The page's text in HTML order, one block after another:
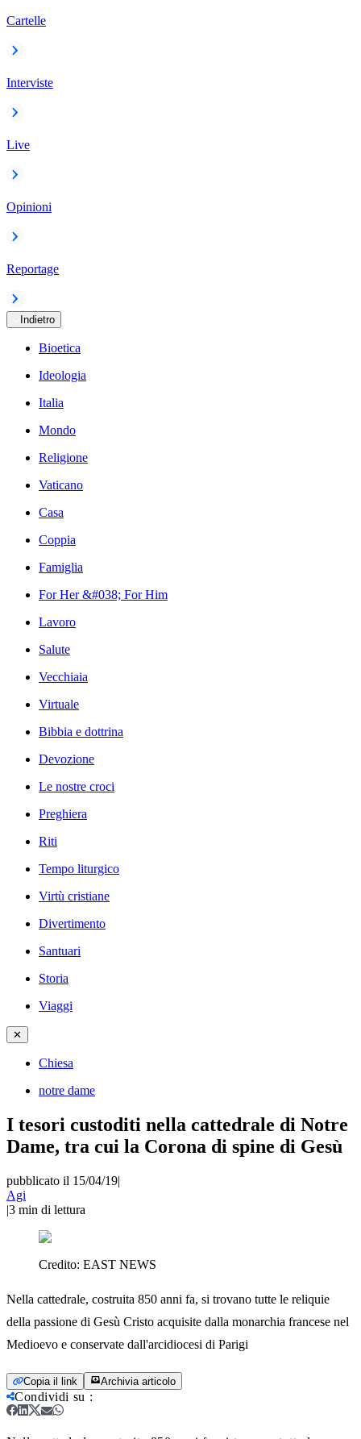
Cartelle
Interviste
Live
Opinioni
Reportage
Indietro
Bioetica
Ideologia
Italia
Mondo
Religione
Vaticano
Casa
Coppia
Famiglia
For Her &#038; For Him
Lavoro
Salute
Vecchiaia
Virtuale
Bibbia e dottrina
Devozione
Le nostre croci
Preghiera
Riti
Tempo liturgico
Virtù cristiane
Divertimento
Santuari
Storia
Viaggi
✕
Chiesa
notre dame
I tesori custoditi nella cattedrale di Notre
Dame, tra cui la Corona di spine di Gesù
pubblicato il 15/04/19|
Agi
|3 min di lettura
Credito: EAST NEWS
Nella cattedrale, costruita 850 anni fa, si trovano tutte le reliquie
della passione di Gesù Cristo acquisite dalla monarchia francese nel
Medioevo e conservate dall'arcidiocesi di Parigi
Copia il link Archivia articolo
Condividi su :